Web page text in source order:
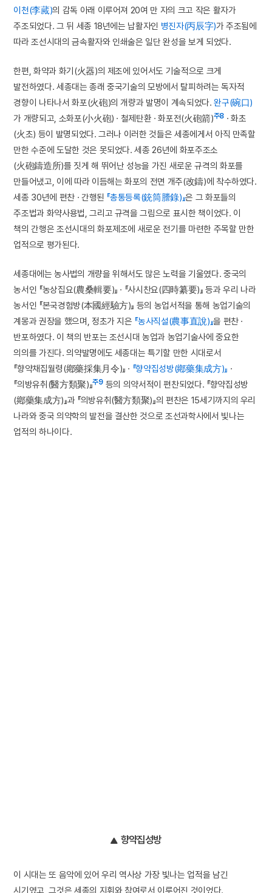
이천(李蕆)의 감독 아래 이루어져 20여 만 자의 크고 작은 활자가
주조되었다. 그 뒤 세종 18년에는 납활자인 병진자(丙辰字)가 주조됨에
따라 조선시대의 금속활자와 인쇄술은 일단 완성을 보게 되었다.
한편, 화약과 화기(火器)의 제조에 있어서도 기술적으로 크게
발전하였다. 세종대는 종래 중국기술의 모방에서 탈피하려는 독자적
경향이 나타나서 화포(火砲)의 개량과 발명이 계속되었다.완구(碗口)
가 개량되고, 소화포(小火砲) · 철제탄환 · 화포전(火砲箭)주8 · 화초
(火초) 등이 발명되었다. 그러나 이러한 것들은 세종에게서 아직 만족할
만한 수준에 도달한 것은 못되었다. 세종 26년에 화포주조소
(火砲鑄造所)를 짓게 해 뛰어난 성능을 가진 새로운 규격의 화포를
만들어냈고, 이에 따라 이듬해는 화포의 전면 개주(改鑄)에 착수하였다.
세종 30년에 편찬 · 간행된 『총통등록(銃筒謄錄)』은 그 화포들의
주조법과 화약사용법, 그리고 규격을 그림으로 표시한 책이었다. 이
책의 간행은 조선시대의 화포제조에 새로운 전기를 마련한 주목할 만한
업적으로 평가된다.
세종대에는 농사법의 개량을 위해서도 많은 노력을 기울였다. 중국의
농서인 『농상집요(農桑輯要)』 · 『사시찬요(四時纂要)』 등과 우리 나라
농서인 『본국경험방(本國經驗方)』 등의 농업서적을 통해 농업기술의
계몽과 권장을 했으며, 정초가 지은 『농사직설(農事直說)』을 편찬 ·
반포하였다. 이 책의 반포는 조선시대 농업과 농업기술사에 중요한
의의를 가진다. 의약발명에도 세종대는 특기할 만한 시대로서
『향약채집월령(鄕藥採集月令)』 · 『향약집성방(鄕藥集成方)』 ·
『의방유취(醫方類聚)』주9등의 의약서적이 편찬되었다. 『향약집성방
(鄕藥集成方)』과 『의방유취(醫方類聚)』의 편찬은 15세기까지의 우리
나라와 중국 의약학의 발전을 결산한 것으로 조선과학사에서 빛나는
업적의 하나이다.
향약집성방
이 시대는 또 음악에 있어 우리 역사상 가장 빛나는 업적을 남긴
시기였고, 그것은 세종의 지휘와 참여로서 이루어진 것이었다.